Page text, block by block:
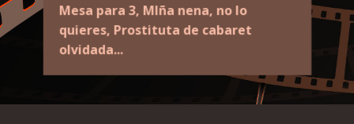
Mesa para 3, MIña nena, no lo
quieres, Prostituta de cabaret
olvidada...